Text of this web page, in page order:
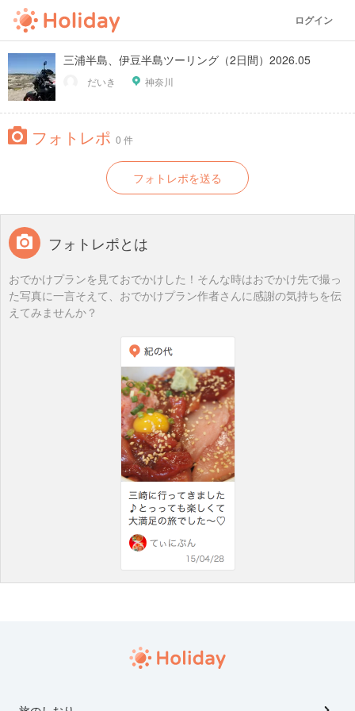
ログイン
三浦半島、伊豆半島ツーリング（2日間）2026.05
だいき 神奈川
フォトレポ 0 件
フォトレポを送る
フォトレポとは
おでかけプランを見ておでかけした！そんな時はおでかけ先で撮っ
た写真に一言そえて、おでかけプラン作者さんに感謝の気持ちを伝
えてみませんか？